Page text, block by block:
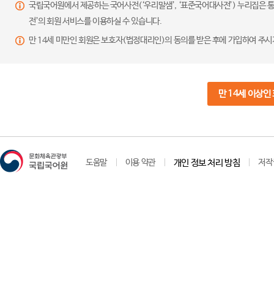
국립국어원에서 제공하는 국어사전(‘우리말샘’, ‘표준국어대사전’) 누리집
전’의 회원 서비스를 이용하실 수 있습니다.
만 14세 미만인 회원은 보호자(법정대리인)의 동의를 받은 후에 가입하여 주
만 14세 이상인
도움말 이용 약관 개인 정보 처리 방침 저